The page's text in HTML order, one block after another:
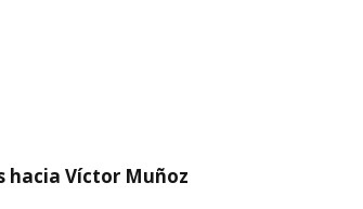
hacia Víctor Muñoz